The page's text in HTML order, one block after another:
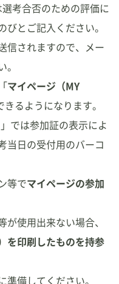
選考合否のための評価に
とご記入ください。
信されますので、メー
マイページ（MY
きるようになります。
」では参加証の表示によ
当日の受付用のバーコ
等でマイページの参加
使用出来ない場合、
を印刷したものを持参
備してください。